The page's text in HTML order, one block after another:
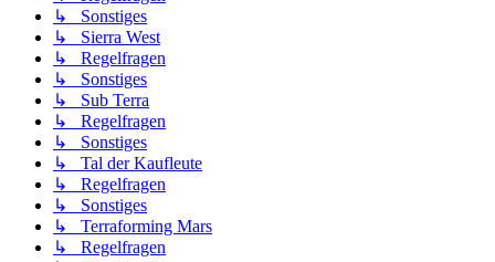
↳ Sonstiges
↳ Sierra West
↳ Regelfragen
↳ Sonstiges
↳ Sub Terra
↳ Regelfragen
↳ Sonstiges
↳ Tal der Kaufleute
↳ Regelfragen
↳ Sonstiges
↳ Terraforming Mars
↳ Regelfragen